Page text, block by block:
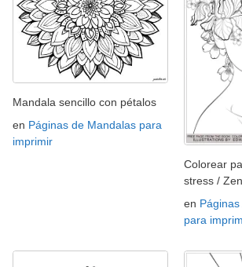
Mandala sencillo con pétalos
en Páginas de Mandalas para
imprimir
Colorear
stress /
en
para